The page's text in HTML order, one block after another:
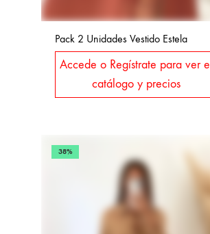
Pack 2 Unidades Vestido Estela
Accede o Regístrate para ver el
catálogo y precios
38%